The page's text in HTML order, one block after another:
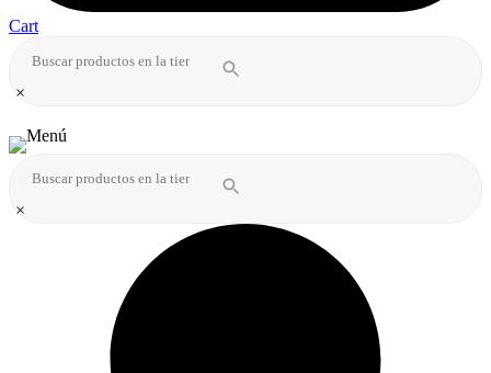
Cart
×
×